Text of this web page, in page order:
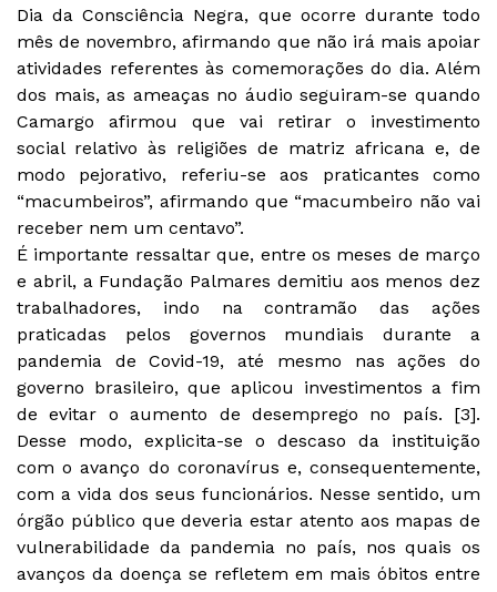
Dia da Consciência Negra, que ocorre durante todo
mês de novembro, afirmando que não irá mais apoiar
atividades referentes às comemorações do dia. Além
dos mais, as ameaças no áudio seguiram-se quando
Camargo afirmou que vai retirar o investimento
social relativo às religiões de matriz africana e, de
modo pejorativo, referiu-se aos praticantes como
“macumbeiros”, afirmando que “macumbeiro não vai
receber nem um centavo”.
É importante ressaltar que, entre os meses de março
e abril, a Fundação Palmares demitiu aos menos dez
trabalhadores, indo na contramão das ações
praticadas pelos governos mundiais durante a
pandemia de Covid-19, até mesmo nas ações do
governo brasileiro, que aplicou investimentos a fim
de evitar o aumento de desemprego no país. [3].
Desse modo, explicita-se o descaso da instituição
com o avanço do coronavírus e, consequentemente,
com a vida dos seus funcionários. Nesse sentido, um
órgão público que deveria estar atento aos mapas de
vulnerabilidade da pandemia no país, nos quais os
avanços da doença se refletem em mais óbitos entre